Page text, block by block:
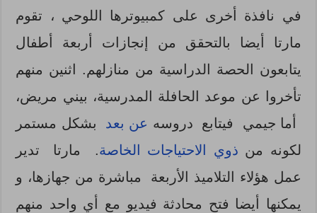
في نافذة أخرى على كمبيوترها اللوحي ، تقوم
مارتا أيضا بالتحقق من إنجازات أربعة أطفال
يتابعون الحصة الدراسية من منازلهم. اثنين منهم
تأخروا عن موعد الحافلة المدرسية، بيني مريض،
أما جيمي فيتابع دروسه عن بعد بشكل مستمر
لكونه من ذوي الاحتياجات الخاصة. مارتا تدير
عمل هؤلاء التلاميذ الأربعة مباشرة من جهازها، و
يمكنها أيضا فتح محادثة فيديو مع أي واحد منهم